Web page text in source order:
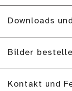
Downloads
Bilder
Kontakt und